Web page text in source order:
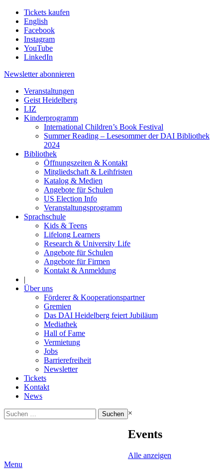
Tickets kaufen
English
Facebook
Instagram
YouTube
LinkedIn
Newsletter abonnieren
Veranstaltungen
Geist Heidelberg
LIZ
Kinderprogramm
International Children’s Book Festival
Summer Reading – Lesesommer der DAI Bibliothek
2024
Bibliothek
Öffnungszeiten & Kontakt
Mitgliedschaft & Leihfristen
Katalog & Medien
Angebote für Schulen
US Election Info
Veranstaltungsprogramm
Sprachschule
Kids & Teens
Lifelong Learners
Research & University Life
Angebote für Schulen
Angebote für Firmen
Kontakt & Anmeldung
|
Über uns
Förderer & Kooperationspartner
Gremien
Das DAI Heidelberg feiert Jubiläum
Mediathek
Hall of Fame
Vermietung
Jobs
Barrierefreiheit
Newsletter
Tickets
Kontakt
News
Suchen
nach:
×
Events
Alle anzeigen
Menu